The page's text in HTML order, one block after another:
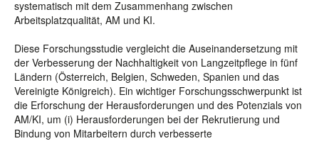
systematisch mit dem Zusammenhang zwischen
Arbeitsplatzqualität, AM und KI.
Diese Forschungsstudie vergleicht die Auseinandersetzung mit
der Verbesserung der Nachhaltigkeit von Langzeitpflege in fünf
Ländern (Österreich, Belgien, Schweden, Spanien und das
Vereinigte Königreich). Ein wichtiger Forschungsschwerpunkt ist
die Erforschung der Herausforderungen und des Potenzials von
AM/KI, um (i) Herausforderungen bei der Rekrutierung und
Bindung von Mitarbeitern durch verbesserte